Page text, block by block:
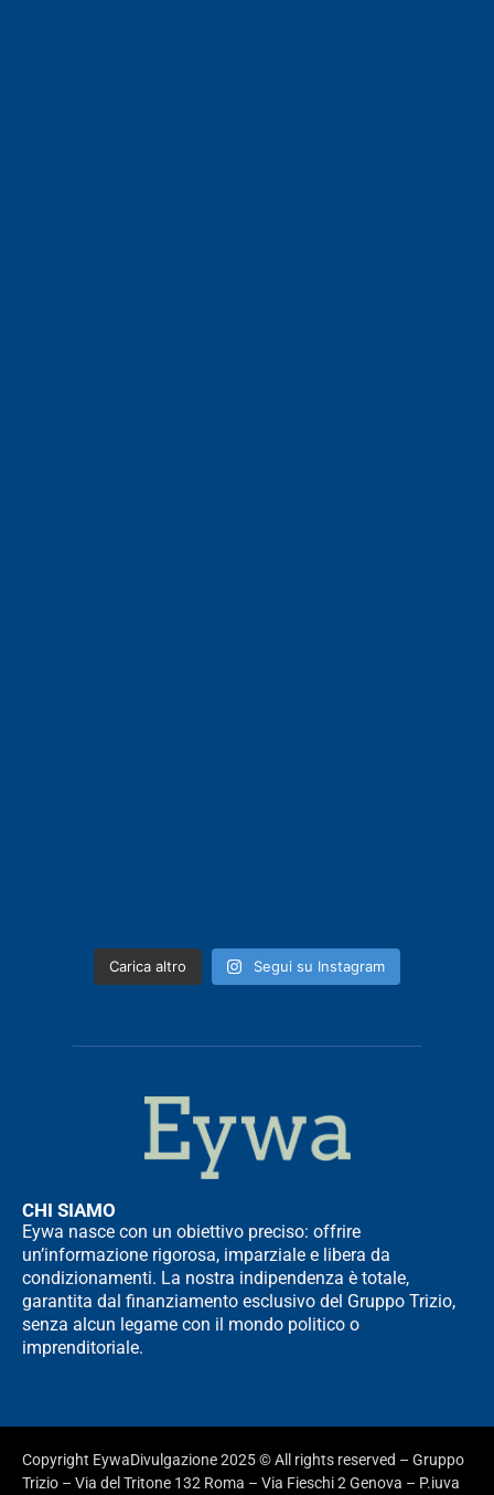
Carica altro Segui su Instagram
CHI SIAMO
Eywa nasce con un obiettivo preciso: offrire
un’informazione rigorosa, imparziale e libera da
condizionamenti. La nostra indipendenza è totale,
garantita dal finanziamento esclusivo del Gruppo Trizio,
senza alcun legame con il mondo politico o
imprenditoriale.
Copyright EywaDivulgazione 2025 © All rights reserved – Gruppo
Trizio – Via del Tritone 132 Roma – Via Fieschi 2 Genova – P.iuva